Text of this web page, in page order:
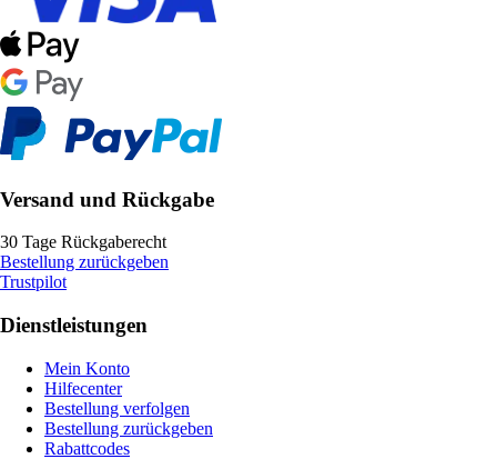
Versand und Rückgabe
30 Tage Rückgaberecht
Bestellung zurückgeben
Trustpilot
Dienstleistungen
Mein Konto
Hilfecenter
Bestellung verfolgen
Bestellung zurückgeben
Rabattcodes